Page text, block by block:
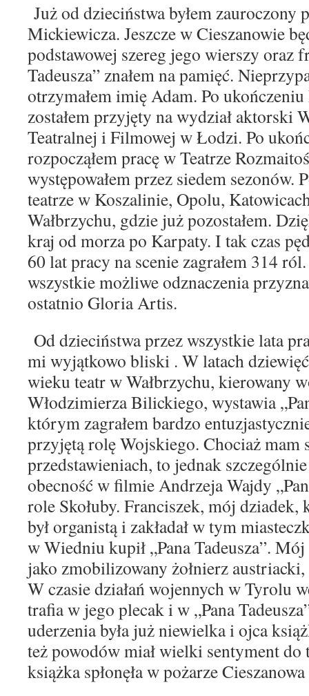
Już od dzieciństwa byłem zauroczony
Mickiewicza. Jeszcze w Cieszanowie
podstawowej szereg jego wierszy oraz
Tadeusza” znałem na pamięć.
otrzymałem imię Adam. Po
zostałem przyjęty na wydział aktorski
Teatralnej i Filmowej w Łodzi. Po
rozpocząłem pracę w Teatrze
występowałem przez siedem sezonów.
teatrze w Koszalinie, Opolu,
Wałbrzychu, gdzie już pozostałem.
kraj od morza po Karpaty. I tak czas
60 lat pracy na scenie zagrałem 314
wszystkie możliwe odznaczenia
ostatnio Gloria Artis.
Od dzieciństwa przez wszystkie lata
mi wyjątkowo bliski . W latach
wieku teatr w Wałbrzychu, kierowany
Włodzimierza Bilickiego, wystawia
którym zagrałem bardzo
przyjętą rolę Wojskiego. Chociaż mam
przedstawieniach, to jednak
obecność w filmie Andrzeja Wajdy
role Skołuby. Franciszek, mój
był organistą i zakładał w tym
w Wiedniu kupił „Pana Tadeusza”.
jako zmobilizowany żołnierz austriacki,
W czasie działań wojennych w Tyrolu
trafia w jego plecak i w „Pana
uderzenia była już niewielka i ojca
też powodów miał wielki sentyment
książka spłonęła w pożarze